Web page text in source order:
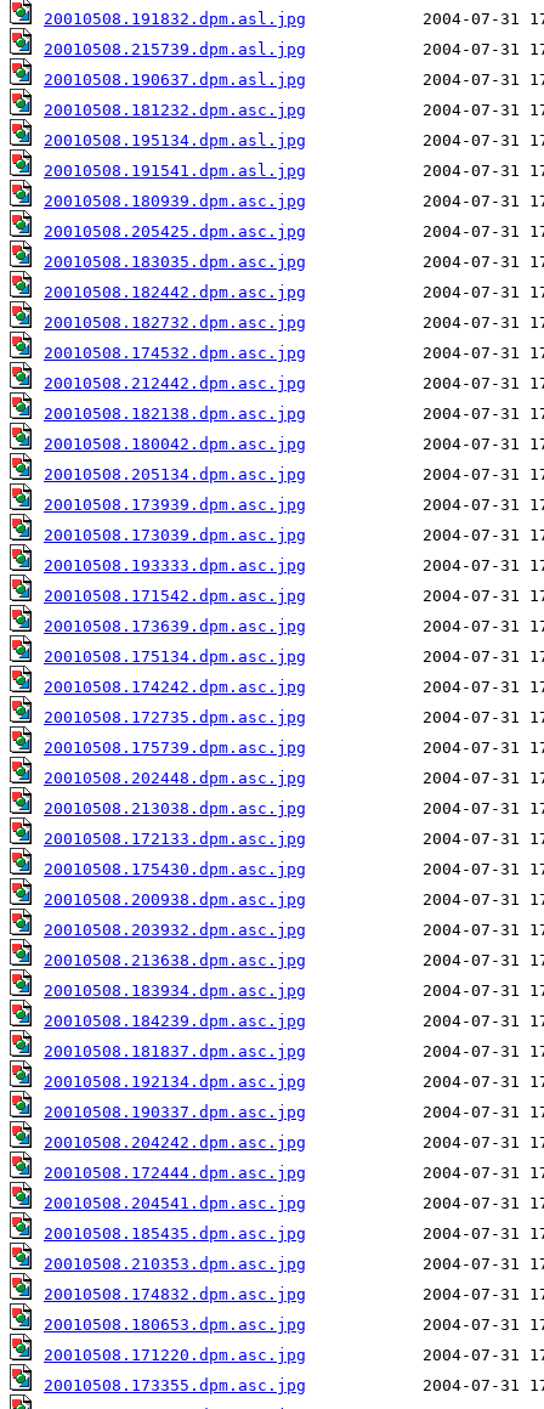
20010508.191832.dpm.asl.jpg
20010508.215739.dpm.asl.jpg
20010508.190637.dpm.asl.jpg
20010508.181232.dpm.asc.jpg
20010508.195134.dpm.asl.jpg
20010508.191541.dpm.asl.jpg
20010508.180939.dpm.asc.jpg
20010508.205425.dpm.asc.jpg
20010508.183035.dpm.asc.jpg
20010508.182442.dpm.asc.jpg
20010508.182732.dpm.asc.jpg
20010508.174532.dpm.asc.jpg
20010508.212442.dpm.asc.jpg
20010508.182138.dpm.asc.jpg
20010508.180042.dpm.asc.jpg
20010508.205134.dpm.asc.jpg
20010508.173939.dpm.asc.jpg
20010508.173039.dpm.asc.jpg
20010508.193333.dpm.asc.jpg
20010508.171542.dpm.asc.jpg
20010508.173639.dpm.asc.jpg
20010508.175134.dpm.asc.jpg
20010508.174242.dpm.asc.jpg
20010508.172735.dpm.asc.jpg
20010508.175739.dpm.asc.jpg
20010508.202448.dpm.asc.jpg
20010508.213038.dpm.asc.jpg
20010508.172133.dpm.asc.jpg
20010508.175430.dpm.asc.jpg
20010508.200938.dpm.asc.jpg
20010508.203932.dpm.asc.jpg
20010508.213638.dpm.asc.jpg
20010508.183934.dpm.asc.jpg
20010508.184239.dpm.asc.jpg
20010508.181837.dpm.asc.jpg
20010508.192134.dpm.asc.jpg
20010508.190337.dpm.asc.jpg
20010508.204242.dpm.asc.jpg
20010508.172444.dpm.asc.jpg
20010508.204541.dpm.asc.jpg
20010508.185435.dpm.asc.jpg
20010508.210353.dpm.asc.jpg
20010508.174832.dpm.asc.jpg
20010508.180653.dpm.asc.jpg
20010508.171220.dpm.asc.jpg
20010508.173355.dpm.asc.jpg